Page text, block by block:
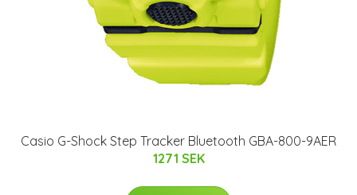
Casio G-Shock Step Tracker Bluetooth GBA-800-9AER
1271 SEK